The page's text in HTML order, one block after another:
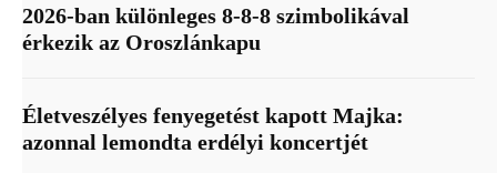
2026-ban különleges 8-8-8 szimbolikával
érkezik az Oroszlánkapu
Életveszélyes fenyegetést kapott Majka:
azonnal lemondta erdélyi koncertjét